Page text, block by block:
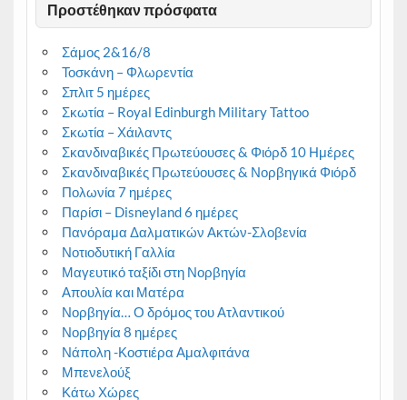
Προστέθηκαν πρόσφατα
Σάμος 2&16/8
Τοσκάνη – Φλωρεντία
Σπλιτ 5 ημέρες
Σκωτία – Royal Edinburgh Military Tattoo
Σκωτία – Χάιλαντς
Σκανδιναβικές Πρωτεύουσες & Φιόρδ 10 Ημέρες
Σκανδιναβικές Πρωτεύουσες & Νορβηγικά Φιόρδ
Πολωνία 7 ημέρες
Παρίσι – Disneyland 6 ημέρες
Πανόραμα Δαλματικών Ακτών-Σλοβενία
Νοτιοδυτική Γαλλία
Μαγευτικό ταξίδι στη Νορβηγία
Απουλία και Ματέρα
Νορβηγία… Ο δρόμος του Ατλαντικού
Νορβηγία 8 ημέρες
Νάπολη -Κοστιέρα Αμαλφιτάνα
Μπενελούξ
Κάτω Χώρες